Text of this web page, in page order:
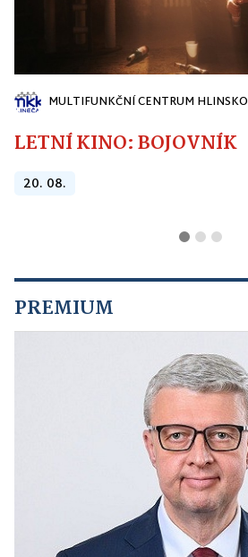
MULTIFUNKČNÍ CENTRUM HLINSKO
LETNÍ KINO: BOJOVNÍK
20. 08.
PREMIUM